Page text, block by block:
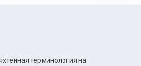
терминология на